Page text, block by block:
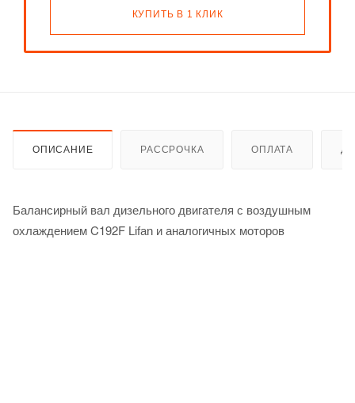
КУПИТЬ В 1 КЛИК
ОПИСАНИЕ РАССРОЧКА ОПЛАТА
Балансирный вал дизельного двигателя с воздушным
охлаждением C192F Lifan и аналогичных моторов